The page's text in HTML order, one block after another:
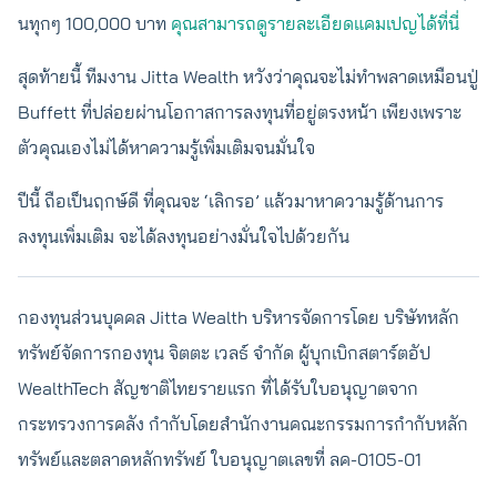
นทุกๆ 100,000 บาท คุณสามารถดูรายละเอียดแคมเปญได้ที่นี่
สุดท้ายนี้ ทีมงาน Jitta Wealth หวังว่าคุณจะไม่ทำพลาดเหมือนปู่
Buffett ที่ปล่อยผ่านโอกาสการลงทุนที่อยู่ตรงหน้า เพียงเพราะ
ตัวคุณเองไม่ได้หาความรู้เพิ่มเติมจนมั่นใจ
ปีนี้ ถือเป็นฤกษ์ดี ที่คุณจะ ‘เลิกรอ’ แล้วมาหาความรู้ด้านการ
ลงทุนเพิ่มเติม จะได้ลงทุนอย่างมั่นใจไปด้วยกัน
กองทุนส่วนบุคคล Jitta Wealth บริหารจัดการโดย บริษัทหลัก
ทรัพย์จัดการกองทุน จิตตะ เวลธ์ จำกัด ผู้บุกเบิกสตาร์ตอัป
WealthTech สัญชาติไทยรายแรก ที่ได้รับใบอนุญาตจาก
กระทรวงการคลัง กำกับโดยสำนักงานคณะกรรมการกำกับหลัก
ทรัพย์และตลาดหลักทรัพย์ ใบอนุญาตเลขที่ ลค-0105-01